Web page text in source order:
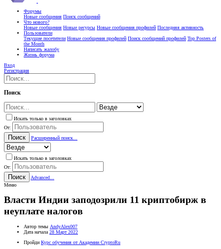
Форумы
Новые сообщения Поиск сообщений
Что нового?
Новые сообщения Новые ресурсы Новые сообщения профилей Последняя активность
Пользователи
Текущие посетители Новые сообщения профилей Поиск сообщений профилей Top Posters of
the Month
Написать жалобу
Жизнь форума
Вход
Регистрация
Поиск
Искать только в заголовках
От:
Поиск Расширенный поиск...
Искать только в заголовках
От:
Поиск
Advanced...
Меню
Власти Индии заподозрили 11 криптобирж в
неуплате налогов
Автор темы AndyAlex007
Дата начала 28 Март 2022
Пройди Курс обучения от Академии CryptoRu